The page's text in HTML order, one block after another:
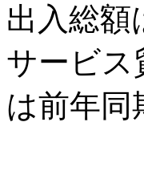
出入総額
サービス
は前年同